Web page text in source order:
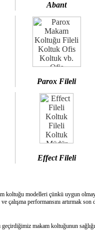
Abant
Parox Fileli
Effect Fileli
koltuğu modelleri çünkü uygun
çalışma performansını artırmak
geçirdiğimiz makam koltuğunun